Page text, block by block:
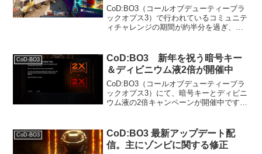
CoD:BO3（コールオブデューティーブラ
ックオプス3）で行われているコミュニテ
ィチャレンジの期間が約半分を過ぎ、そ
は全プレイヤーに配布済み。コミュニテ
ィチャレンジ内容...
CoD-BO3
CoD:BO3 新年を祝う暗号キー
＆ディビニウム液2倍が開催中
CoD:BO3（コールオブデューティーブラ
ックオプス3）にて、暗号キーとディビニ
ウム液の2倍キャンペーンが開催中です。
ニウム液の数が通常の2倍の量となりま
す。開催期間現...
CoD-BO3
CoD:BO3 最新アップデート配
信。主にゾンビに関する修正